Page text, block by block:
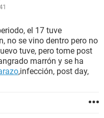
el 17 tuve
no se vino dentro pero no
tuve, pero tome post
marrón y se ha
,infección, post day,